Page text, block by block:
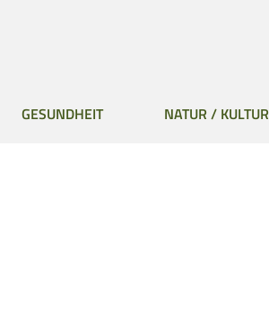
GESUNDHEIT NATUR / KULTUR